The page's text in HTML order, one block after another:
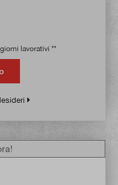
lavorativi **